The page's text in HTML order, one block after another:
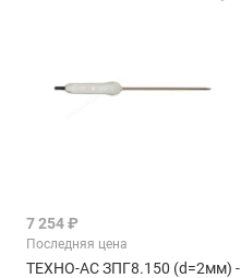
7 254 ₽
Последняя цена
ТЕХНО-АС ЗПГ8.150 (d=2мм) -